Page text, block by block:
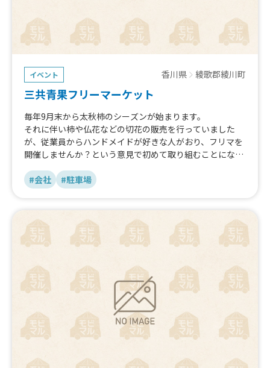
イベント 香川県 綾歌郡綾川町
三共青果フリーマーケット
毎年9月末から太秋柿のシーズンが始まります。
それに伴い柿や仏花などの切花の販売を行っていました
が、従業員からハンドメイドが好きな人がおり、フリマを
開催しませんか？という意見で初めて取り組むことになり
その時にお客さんに何か飲食も提供できたらという事でキ
ッチンカーでの対応ができないかと思い応募してみまし
#会社 #駐車場